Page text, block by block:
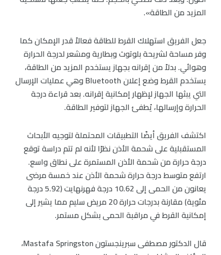
المزيد من الطاقة».
جعل الفريق استهلاك القرط للطاقة فعالاً قدر الإمكان كما
وفر مساحة لشريحة بلوتوث وبطارية ومشعر لدرجة الحرارة
وهوائي. بدلاً من إقرانه بجهاز يستخدم المزيد من الطاقة،
يستخدم القرط وضع إعلان Bluetooth وهي عمليات الإرسال
التي يبثها الجهاز لإظهار إمكانية إقرانه. بعد قراءة درجة
الحرارة وإرسالها، يُطفئ الجهاز لتوفير الطاقة.
اكتشف الفريق أيضًا التطبيقات المحتملة لتوجيه الأبحاث
المستقبلية على شحمة الأذن نظرًا لأنه لم تتم دراسة توقع
درجة حرارة من شحمة الأذن المستمرة على نطاق واسع.
ارتفع متوسط درجة حرارة شحمة الأذن عند خمسة مرضى
يعانون من الحمى إلى 10.62 درجة فهرنهايت (5.92 درجة
مئوية) مقارنة بدرجات حرارة 20 مريض سليم مما يشير إلى
إمكانية القرط في مراقبة الحمى بشكل مستمر.
قال الدكتور مصطفى سبرينجستون Mastafa Springston،